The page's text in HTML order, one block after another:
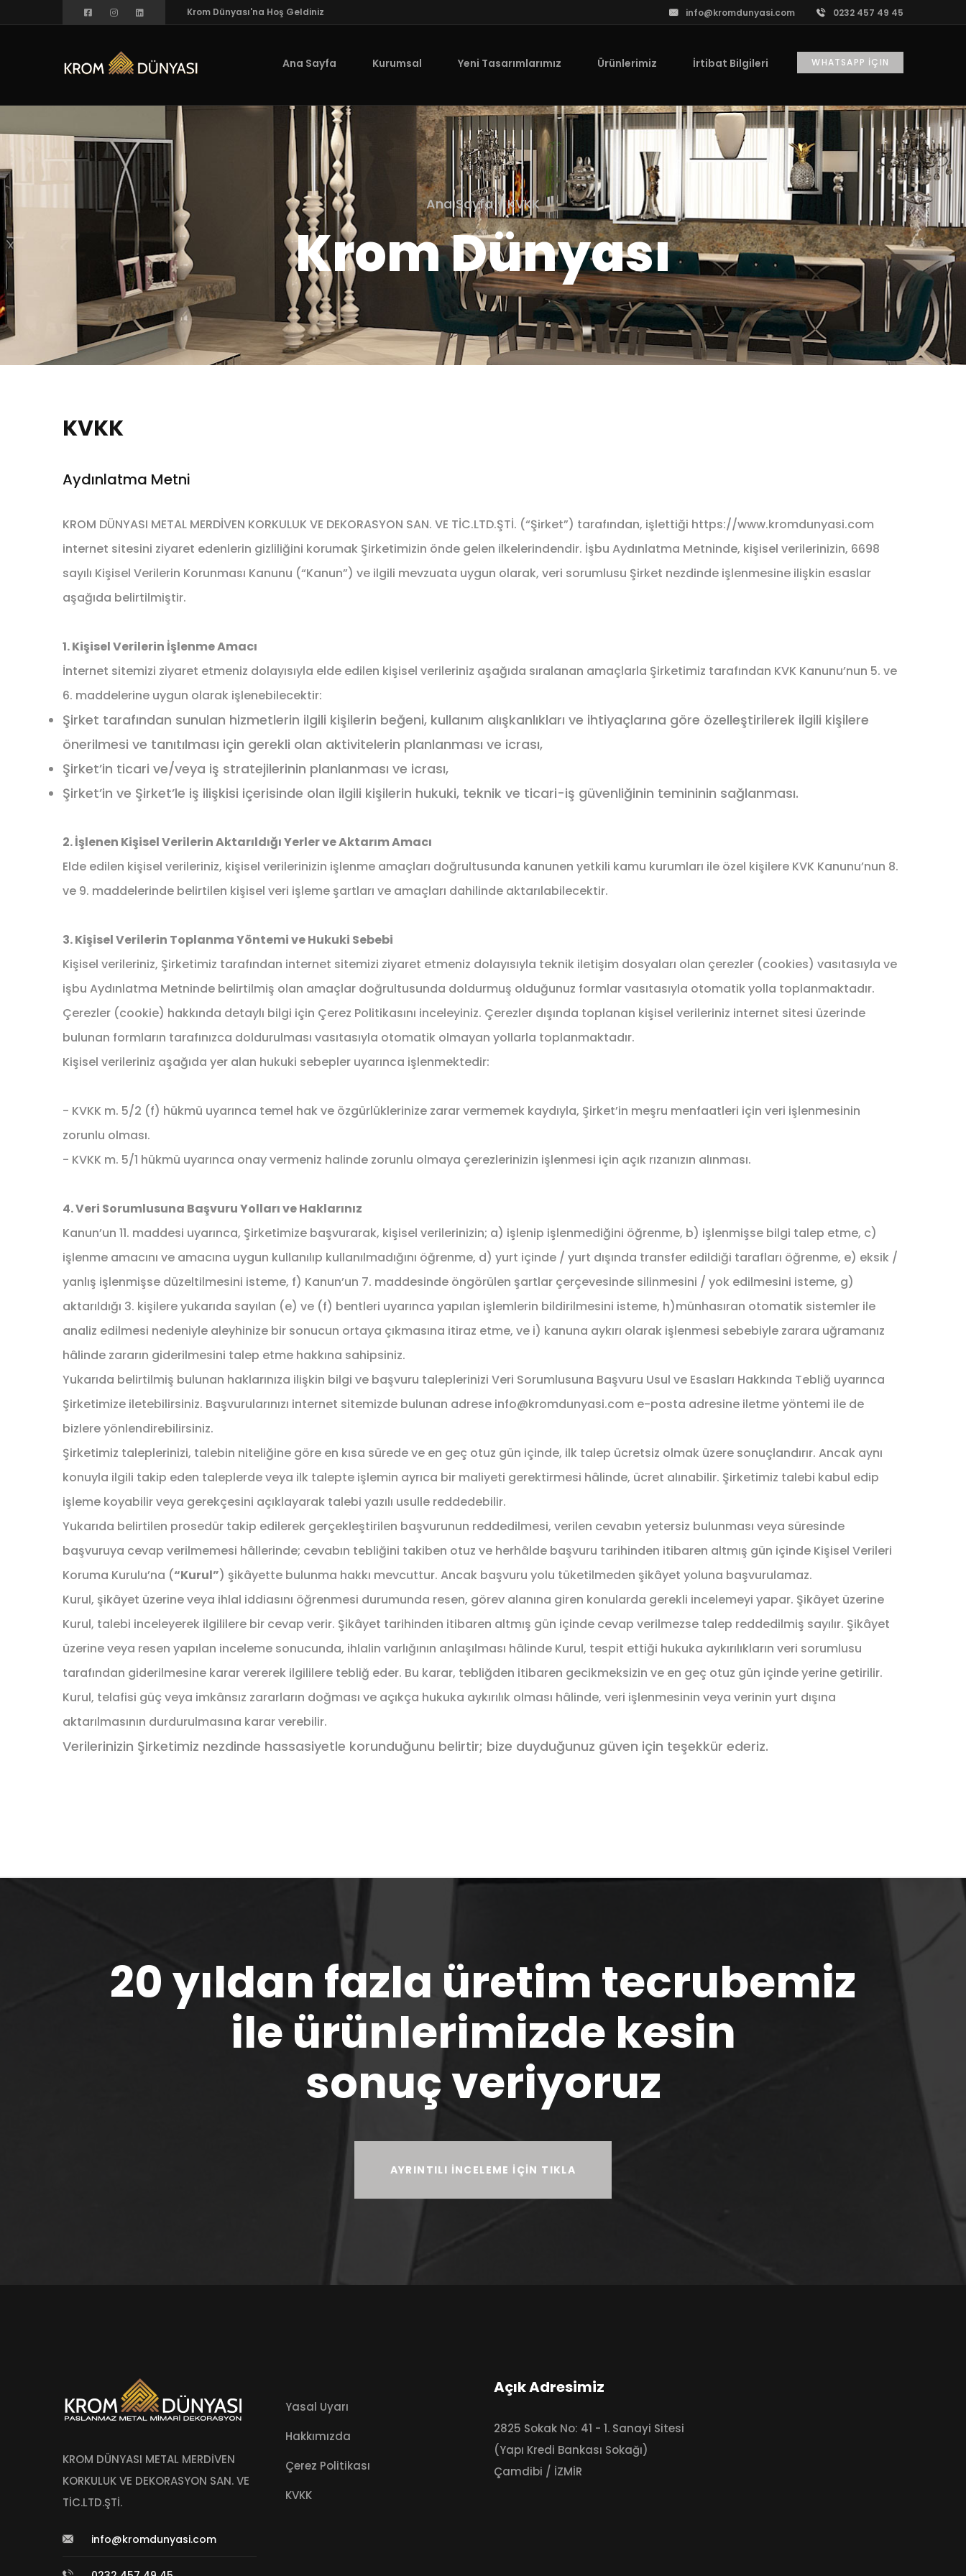
Krom Dünyası'na Hoş Geldiniz info@kromdunyasi.com 0232 457 49 45
Ana Sayfa Kurumsal Yeni Tasarımlarımız Ürünlerimiz İrtibat Bilgileri WHATSAPP İÇIN
Ana Sayfa KVKK
Krom Dünyası
KVKK
Aydınlatma Metni
KROM DÜNYASI METAL MERDİVEN KORKULUK VE DEKORASYON SAN. VE TİC.LTD.ŞTİ. (“Şirket”) tarafından, işlettiği https://www.kromdunyasi.com
internet sitesini ziyaret edenlerin gizliliğini korumak Şirketimizin önde gelen ilkelerindendir. İşbu Aydınlatma Metninde, kişisel verilerinizin, 6698
sayılı Kişisel Verilerin Korunması Kanunu (“Kanun”) ve ilgili mevzuata uygun olarak, veri sorumlusu Şirket nezdinde işlenmesine ilişkin esaslar
aşağıda belirtilmiştir.
1. Kişisel Verilerin İşlenme Amacı
İnternet sitemizi ziyaret etmeniz dolayısıyla elde edilen kişisel verileriniz aşağıda sıralanan amaçlarla Şirketimiz tarafından KVK Kanunu’nun 5. ve
6. maddelerine uygun olarak işlenebilecektir:
Şirket tarafından sunulan hizmetlerin ilgili kişilerin beğeni, kullanım alışkanlıkları ve ihtiyaçlarına göre özelleştirilerek ilgili kişilere
önerilmesi ve tanıtılması için gerekli olan aktivitelerin planlanması ve icrası,
Şirket’in ticari ve/veya iş stratejilerinin planlanması ve icrası,
Şirket’in ve Şirket’le iş ilişkisi içerisinde olan ilgili kişilerin hukuki, teknik ve ticari-iş güvenliğinin temininin sağlanması.
2. İşlenen Kişisel Verilerin Aktarıldığı Yerler ve Aktarım Amacı
Elde edilen kişisel verileriniz, kişisel verilerinizin işlenme amaçları doğrultusunda kanunen yetkili kamu kurumları ile özel kişilere KVK Kanunu’nun 8.
ve 9. maddelerinde belirtilen kişisel veri işleme şartları ve amaçları dahilinde aktarılabilecektir.
3. Kişisel Verilerin Toplanma Yöntemi ve Hukuki Sebebi
Kişisel verileriniz, Şirketimiz tarafından internet sitemizi ziyaret etmeniz dolayısıyla teknik iletişim dosyaları olan çerezler (cookies) vasıtasıyla ve
işbu Aydınlatma Metninde belirtilmiş olan amaçlar doğrultusunda doldurmuş olduğunuz formlar vasıtasıyla otomatik yolla toplanmaktadır.
Çerezler (cookie) hakkında detaylı bilgi için Çerez Politikasını inceleyiniz. Çerezler dışında toplanan kişisel verileriniz internet sitesi üzerinde
bulunan formların tarafınızca doldurulması vasıtasıyla otomatik olmayan yollarla toplanmaktadır.
Kişisel verileriniz aşağıda yer alan hukuki sebepler uyarınca işlenmektedir:
- KVKK m. 5/2 (f) hükmü uyarınca temel hak ve özgürlüklerinize zarar vermemek kaydıyla, Şirket’in meşru menfaatleri için veri işlenmesinin
zorunlu olması.
- KVKK m. 5/1 hükmü uyarınca onay vermeniz halinde zorunlu olmaya çerezlerinizin işlenmesi için açık rızanızın alınması.
4. Veri Sorumlusuna Başvuru Yolları ve Haklarınız
Kanun’un 11. maddesi uyarınca, Şirketimize başvurarak, kişisel verilerinizin; a) işlenip işlenmediğini öğrenme, b) işlenmişse bilgi talep etme, c)
işlenme amacını ve amacına uygun kullanılıp kullanılmadığını öğrenme, d) yurt içinde / yurt dışında transfer edildiği tarafları öğrenme, e) eksik /
yanlış işlenmişse düzeltilmesini isteme, f) Kanun’un 7. maddesinde öngörülen şartlar çerçevesinde silinmesini / yok edilmesini isteme, g)
aktarıldığı 3. kişilere yukarıda sayılan (e) ve (f) bentleri uyarınca yapılan işlemlerin bildirilmesini isteme, h)münhasıran otomatik sistemler ile
analiz edilmesi nedeniyle aleyhinize bir sonucun ortaya çıkmasına itiraz etme, ve i) kanuna aykırı olarak işlenmesi sebebiyle zarara uğramanız
hâlinde zararın giderilmesini talep etme hakkına sahipsiniz.
Yukarıda belirtilmiş bulunan haklarınıza ilişkin bilgi ve başvuru taleplerinizi Veri Sorumlusuna Başvuru Usul ve Esasları Hakkında Tebliğ uyarınca
Şirketimize iletebilirsiniz. Başvurularınızı internet sitemizde bulunan adrese info@kromdunyasi.com e-posta adresine iletme yöntemi ile de
bizlere yönlendirebilirsiniz.
Şirketimiz taleplerinizi, talebin niteliğine göre en kısa sürede ve en geç otuz gün içinde, ilk talep ücretsiz olmak üzere sonuçlandırır. Ancak aynı
konuyla ilgili takip eden taleplerde veya ilk talepte işlemin ayrıca bir maliyeti gerektirmesi hâlinde, ücret alınabilir. Şirketimiz talebi kabul edip
işleme koyabilir veya gerekçesini açıklayarak talebi yazılı usulle reddedebilir.
Yukarıda belirtilen prosedür takip edilerek gerçekleştirilen başvurunun reddedilmesi, verilen cevabın yetersiz bulunması veya süresinde
başvuruya cevap verilmemesi hâllerinde; cevabın tebliğini takiben otuz ve herhâlde başvuru tarihinden itibaren altmış gün içinde Kişisel Verileri
Koruma Kurulu’na (“Kurul”) şikâyette bulunma hakkı mevcuttur. Ancak başvuru yolu tüketilmeden şikâyet yoluna başvurulamaz.
Kurul, şikâyet üzerine veya ihlal iddiasını öğrenmesi durumunda resen, görev alanına giren konularda gerekli incelemeyi yapar. Şikâyet üzerine
Kurul, talebi inceleyerek ilgililere bir cevap verir. Şikâyet tarihinden itibaren altmış gün içinde cevap verilmezse talep reddedilmiş sayılır. Şikâyet
üzerine veya resen yapılan inceleme sonucunda, ihlalin varlığının anlaşılması hâlinde Kurul, tespit ettiği hukuka aykırılıkların veri sorumlusu
tarafından giderilmesine karar vererek ilgililere tebliğ eder. Bu karar, tebliğden itibaren gecikmeksizin ve en geç otuz gün içinde yerine getirilir.
Kurul, telafisi güç veya imkânsız zararların doğması ve açıkça hukuka aykırılık olması hâlinde, veri işlenmesinin veya verinin yurt dışına
aktarılmasının durdurulmasına karar verebilir.
Verilerinizin Şirketimiz nezdinde hassasiyetle korunduğunu belirtir; bize duyduğunuz güven için teşekkür ederiz.
20 yıldan fazla üretim tecrubemiz
ile ürünlerimizde kesin
sonuç veriyoruz
AYRINTILI İNCELEME İÇİN TIKLA
KROM DÜNYASI METAL MERDİVEN
KORKULUK VE DEKORASYON SAN. VE
TİC.LTD.ŞTİ.
info@kromdunyasi.com
Yasal Uyarı
Hakkımızda
Çerez Politikası
KVKK
Açık Adresimiz
2825 Sokak No: 41 - 1. Sanayi Sitesi
(Yapı Kredi Bankası Sokağı)
Çamdibi / İZMİR